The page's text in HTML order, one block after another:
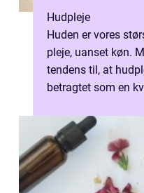
Hudpleje
Huden er vores
pleje, uanset køn.
tendens til, at
betragtet som en
vig...